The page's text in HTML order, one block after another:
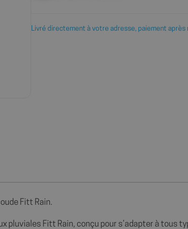
Livré directement à votre adresse, paiement
Fitt Rain.
pluviales Fitt Rain, conçu pour s’adapter à tous